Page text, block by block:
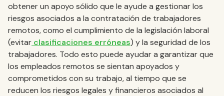
obtener un apoyo sólido que le ayude a gestionar los
riesgos asociados a la contratación de trabajadores
remotos, como el cumplimiento de la legislación laboral
(evitar clasificaciones erróneas) y la seguridad de los
trabajadores. Todo esto puede ayudar a garantizar que
los empleados remotos se sientan apoyados y
comprometidos con su trabajo, al tiempo que se
reducen los riesgos legales y financieros asociados al